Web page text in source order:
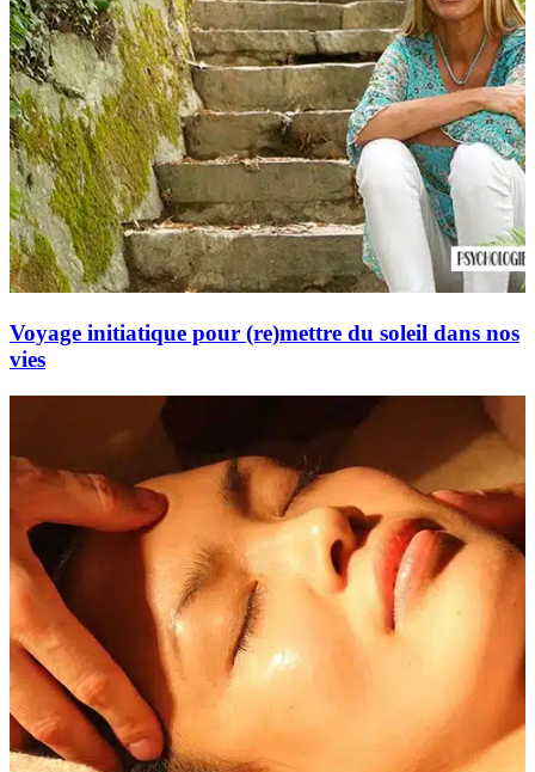
Voyage initiatique pour (re)mettre du soleil dans nos
vies